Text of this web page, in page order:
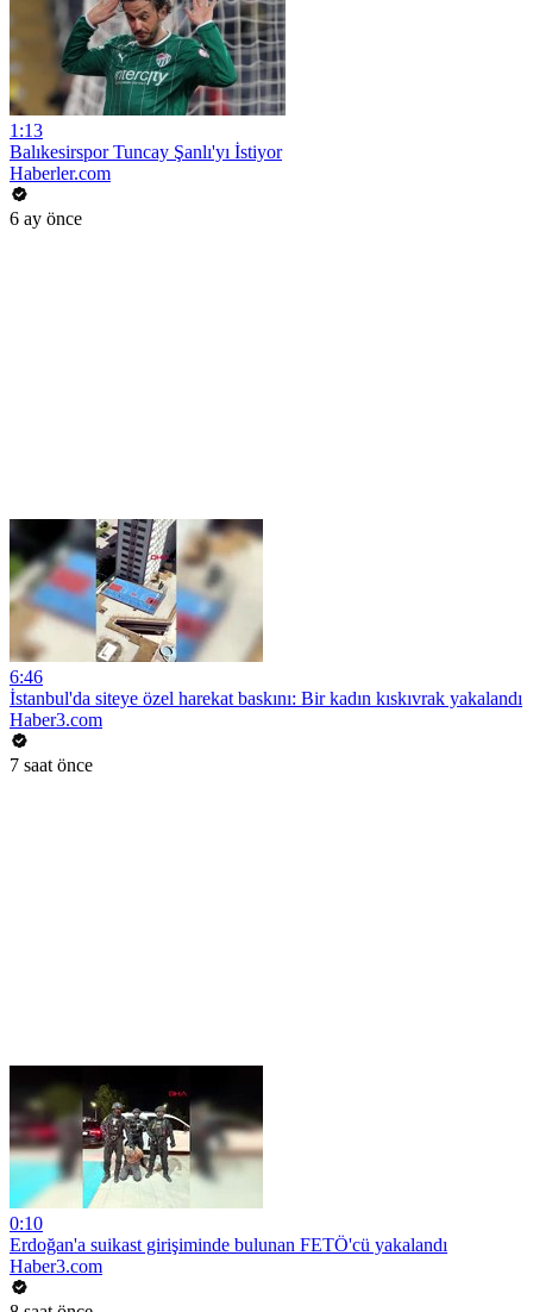
1:13
Balıkesirspor Tuncay Şanlı'yı İstiyor
Haberler.com
6 ay önce
6:46
İstanbul'da siteye özel harekat baskını: Bir kadın kıskıvrak yakalandı
Haber3.com
7 saat önce
0:10
Erdoğan'a suikast girişiminde bulunan FETÖ'cü yakalandı
Haber3.com